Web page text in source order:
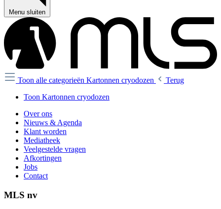
Menu sluiten
Toon alle categorieën Kartonnen cryodozen
Terug
Toon Kartonnen cryodozen
Over ons
Nieuws & Agenda
Klant worden
Mediatheek
Veelgestelde vragen
Afkortingen
Jobs
Contact
MLS nv